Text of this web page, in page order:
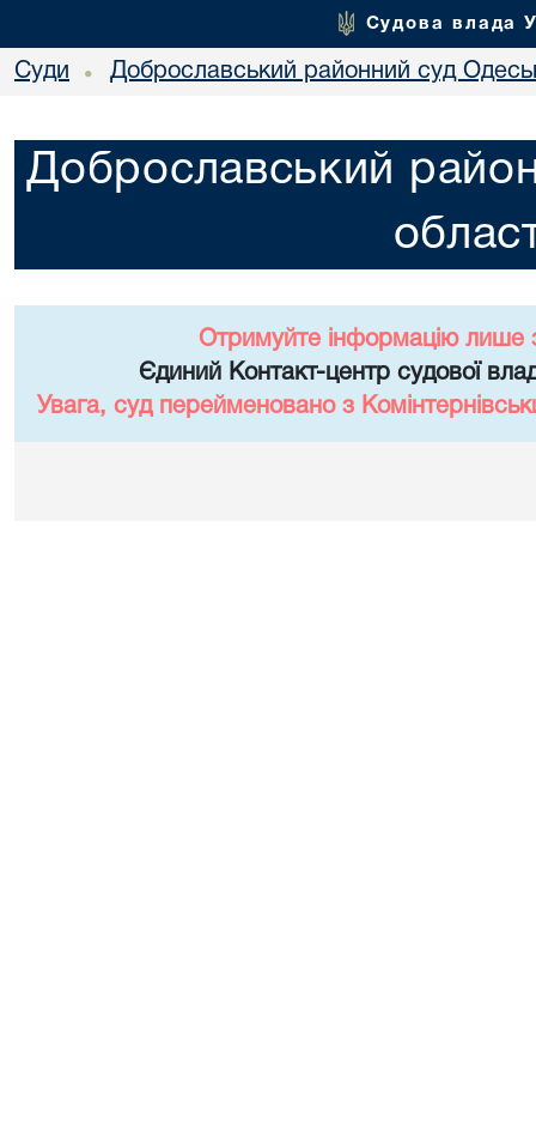
Судова влада
Суди • Доброславський районний суд
Доброславський
Отримуйте інформацію лише
Єдиний Контакт-центр судової
Увага, суд перейменовано з